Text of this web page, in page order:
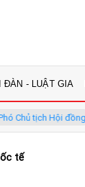
ĐÀN - LUẬT GIA
TS.
tế